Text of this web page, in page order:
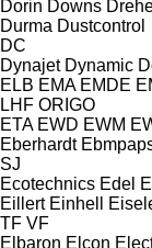
Dorin Downs
Durma Dustcontrol
DC
Dynajet Dynamic
ELB EMA EMDE
LHF ORIGO
ETA EWD EWM
Eberhardt
SJ
Ecotechnics Edel
Eillert Einhell
TF VF
Elbaron Elcon